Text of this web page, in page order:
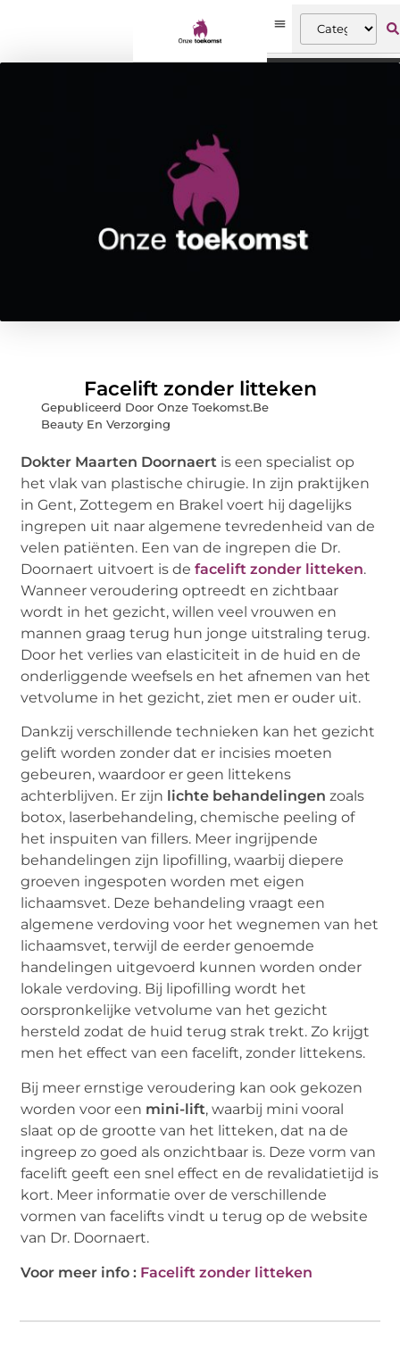
Facelift zonder litteken
Gepubliceerd Door Onze Toekomst.Be
Beauty En Verzorging
Dokter Maarten Doornaert is een specialist op
het vlak van plastische chirugie. In zijn praktijken
in Gent, Zottegem en Brakel voert hij dagelijks
ingrepen uit naar algemene tevredenheid van de
velen patiënten. Een van de ingrepen die Dr.
Doornaert uitvoert is defacelift zonder litteken.
Wanneer veroudering optreedt en zichtbaar
wordt in het gezicht, willen veel vrouwen en
mannen graag terug hun jonge uitstraling terug.
Door het verlies van elasticiteit in de huid en de
onderliggende weefsels en het afnemen van het
vetvolume in het gezicht, ziet men er ouder uit.
Dankzij verschillende technieken kan het gezicht
gelift worden zonder dat er incisies moeten
gebeuren, waardoor er geen littekens
achterblijven. Er zijn lichte behandelingen zoals
botox, laserbehandeling, chemische peeling of
het inspuiten van fillers. Meer ingrijpende
behandelingen zijn lipofilling, waarbij diepere
groeven ingespoten worden met eigen
lichaamsvet. Deze behandeling vraagt een
algemene verdoving voor het wegnemen van het
lichaamsvet, terwijl de eerder genoemde
handelingen uitgevoerd kunnen worden onder
lokale verdoving. Bij lipofilling wordt het
oorspronkelijke vetvolume van het gezicht
hersteld zodat de huid terug strak trekt. Zo krijgt
men het effect van een facelift, zonder littekens.
Bij meer ernstige veroudering kan ook gekozen
worden voor een mini-lift, waarbij mini vooral
slaat op de grootte van het litteken, dat na de
ingreep zo goed als onzichtbaar is. Deze vorm van
facelift geeft een snel effect en de revalidatietijd is
kort. Meer informatie over de verschillende
vormen van facelifts vindt u terug op de website
van Dr. Doornaert.
Voor meer info : Facelift zonder litteken